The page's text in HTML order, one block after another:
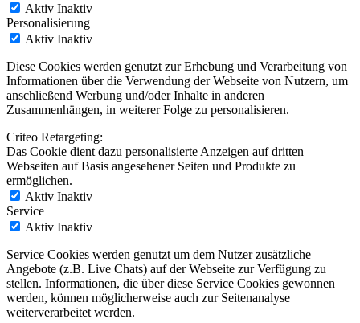
Aktiv Inaktiv
Personalisierung
Aktiv Inaktiv
Diese Cookies werden genutzt zur Erhebung und Verarbeitung von
Informationen über die Verwendung der Webseite von Nutzern, um
anschließend Werbung und/oder Inhalte in anderen
Zusammenhängen, in weiterer Folge zu personalisieren.
Criteo Retargeting:
Das Cookie dient dazu personalisierte Anzeigen auf dritten
Webseiten auf Basis angesehener Seiten und Produkte zu
ermöglichen.
Aktiv Inaktiv
Service
Aktiv Inaktiv
Service Cookies werden genutzt um dem Nutzer zusätzliche
Angebote (z.B. Live Chats) auf der Webseite zur Verfügung zu
stellen. Informationen, die über diese Service Cookies gewonnen
werden, können möglicherweise auch zur Seitenanalyse
weiterverarbeitet werden.